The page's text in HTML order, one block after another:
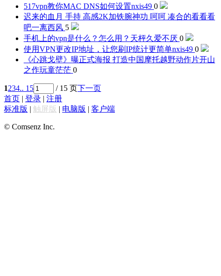
517vpn教你MAC DNS如何设置nxis49 0
迟来的血月 手持 高感2K加铁腕神功 呵呵 凑合的看看看
吧一离西风 5
手机上的vpn是什么？怎么用？ 天枰久爱不厌 0
使用VPN更改IP地址，让您刷IP统计更简单nxis49 0
《心跳戈壁》曝正式海报 打造中国摩托越野动作片开山
之作玩童茫茫 0
1234.. 15 / 15 页下一页
首页 | 登录 | 注册
标准版 | 触屏版 | 电脑版 | 客户端
© Comsenz Inc.